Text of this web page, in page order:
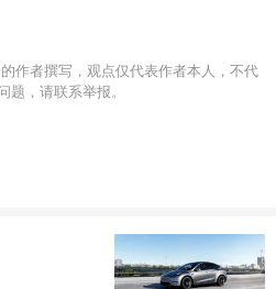
作者撰写，观点仅代表作者本人，不代
题，请联系举报。